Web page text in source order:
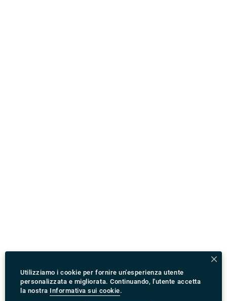
Utilizziamo i cookie per fornire un'esperienza utente
personalizzata e migliorata. Continuando, l'utente accetta
la nostra Informativa sui cookie.